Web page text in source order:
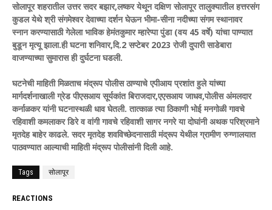
सोलापूर शहरातील उत्तर सदर बझार,लष्कर येथून दक्षिण सोलापूर तालुक्यातील हत्तरसंग
कुडल येथे श्री संगमेश्वर देवाच्या दर्शन घेऊन भीमा-सीना नदीच्या संगम स्थानावर
स्नान करण्यासाठी गेलेला भाविक हेमंतकुमार म्हारेप्पा पुंडा (वय 45 वर्षे) यांचा पाण्यात
बुडून मृत्यू झाला.ही घटना शनिवार,दि.2 सप्टेबर 2023 रोजी दुपारी साडेबारा
वाजण्याच्या सुमारास ही दुर्घटना घडली.
घटनेची माहिती मिळताच मंद्रूप पोलीस ठाण्याचे एपीआय प्रशांत हुले यांच्या
मार्गदर्शनाखाली ग्रेड पीएसआय सूर्यकांत बिराजदार,एएसआय जाधव,पोलीस अंमलदार
कर्नाळकर यांनी घटनास्थळी धाव घेतली. तात्काळ त्या ठिकाणी भोई मनगोळी गावचे
रहिवाशी कमलाकर डिरे व वांगी गावचे रहिवाशी सागर नगरे या दोघांनी अथक परिश्रमाने
मृतदेह बाहेर काढले. सदर मृतदेह शवविच्छेदनासाठी मंद्रूप येथील ग्रामीण रुग्णालयात
पाठवण्यात आल्याची माहिती मंद्रूप पोलीसांनी दिली आहे.
Tags सोलापूर
REACTIONS